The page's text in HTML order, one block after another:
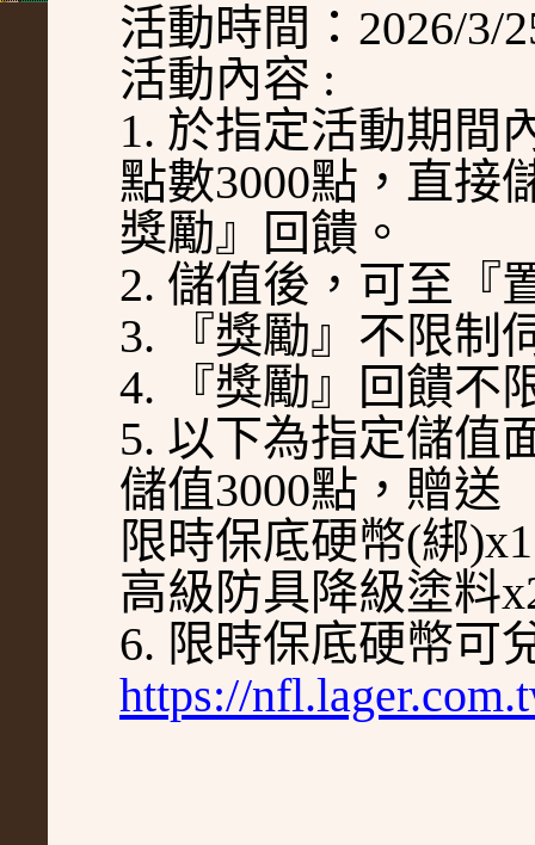
活動時間： 2026/3/
活動內容 :
1. 於指定活動期間
點數3000點，直接
獎勵』回饋。
2. 儲值後，可至『
3. 『獎勵』不限制
4. 『獎勵』回饋不
5. 以下為指定儲值
儲值3000點，贈送
限時保底硬幣(綁
高級防具降級塗料
6. 限時保底硬幣可
https://